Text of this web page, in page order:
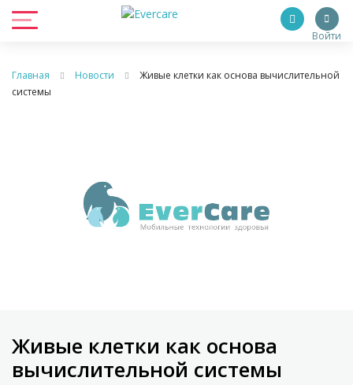
Войти
Главная Новости
Живые клетки как основа вычислительной
системы
Живые клетки как основа
вычислительной системы